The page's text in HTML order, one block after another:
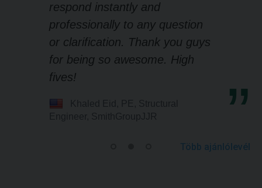
respond instantly and
professionally to any question
or clarification. Thank you guys
for being so awesome. High
fives!
Több ajánlólevél